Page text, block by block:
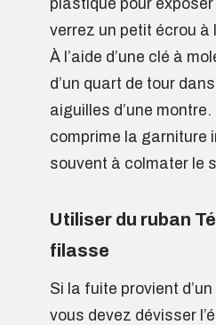
plastique pour
verrez un petit écrou à
À l’aide d’une clé à
d’un quart de tour
aiguilles d’une
comprime la garniture
souvent à colmater le
Utiliser du ruban
filasse
Si la fuite provient
vous devez dévisser